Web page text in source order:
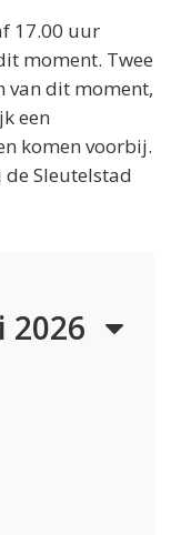
17.00 uur
moment. Twee
van dit moment,
een
komen voorbij.
Sleutelstad
2026